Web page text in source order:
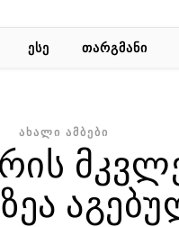
ᲔᲡᲔ ᲗᲐᲠᲒᲛᲐᲜᲘ
ᲐᲮᲐᲚᲘ ᲐᲛᲑᲔᲑᲘ